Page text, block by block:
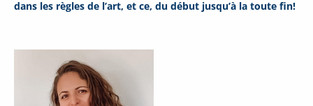
dans les règles de l’art, et ce, du début jusqu’à la toute fin!